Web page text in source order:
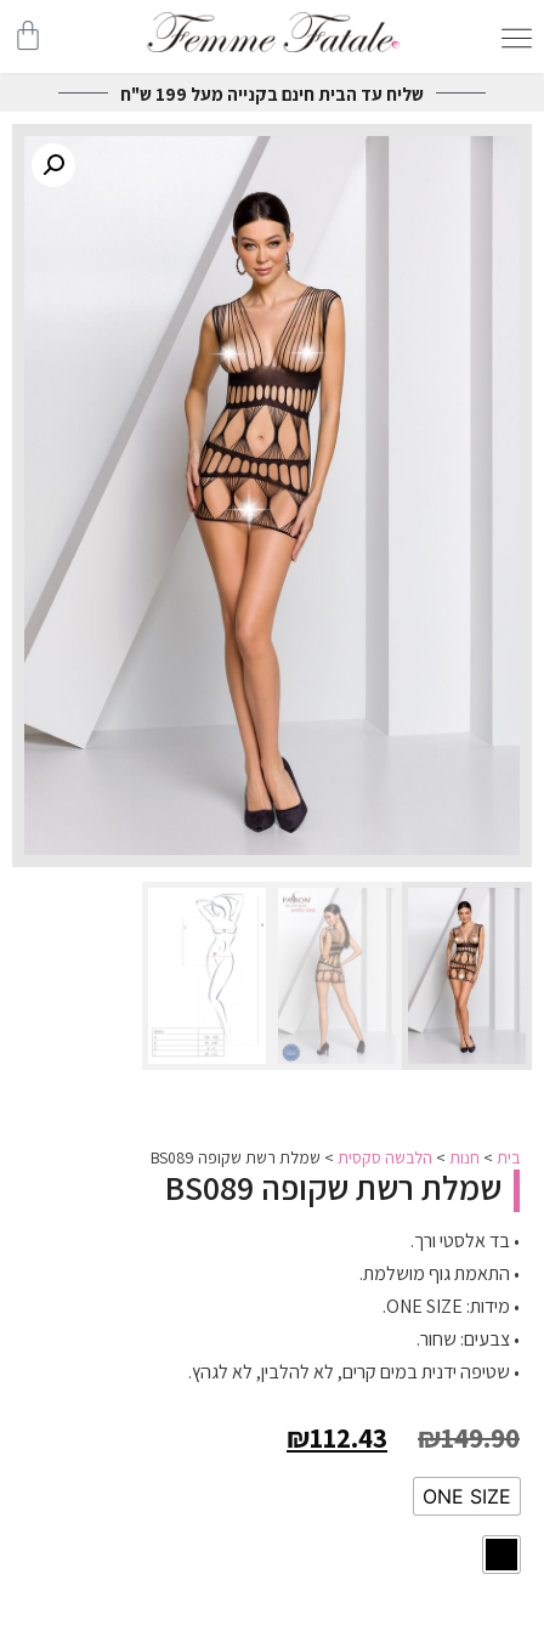
שליח עד הבית חינם בקנייה מעל 199 ש"ח
בית > חנות > הלבשה סקסית > שמלת רשת שקופה BS089
שמלת רשת שקופה BS089
• בד אלסטי ורך.
• התאמת גוף מושלמת.
• מידות: ONE SIZE.
• צבעים: שחור.
• שטיפה ידנית במים קרים, לא להלבין, לא לגהץ.
₪149.90
₪112.43
ONE SIZE